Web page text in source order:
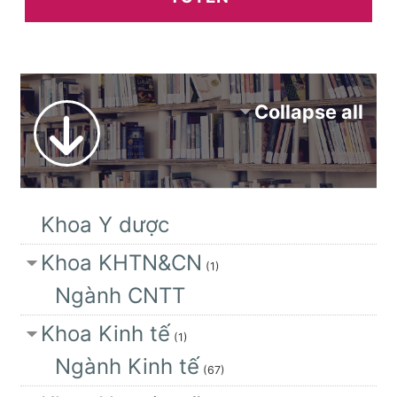
Collapse all
Khoa Y dược
Khoa KHTN&CN (1)
Ngành CNTT
Khoa Kinh tế (1)
Ngành Kinh tế (67)